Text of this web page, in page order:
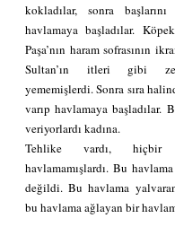
kokladılar, sonra
havlamaya başladılar.
Paşa’nın haram sofrasının
Sultan’ın itleri gibi
yememişlerdi. Sonra sıra
varıp havlamaya başladılar.
veriyorlardı kadına.
Tehlike vardı, hiçbir
havlamamışlardı. Bu
değildi. Bu havlama
bu havlama ağlayan bir